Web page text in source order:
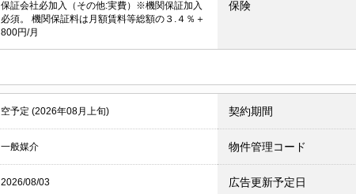
保証会社必加入（その他:実費）※機関保証加入
必須。 機関保証料は月額賃料等総額の３.４％＋
800円/月
保険
空予定 (2026年08月上旬) 契約期間
一般媒介 物件管理コード
2026/08/03 広告更新予定日